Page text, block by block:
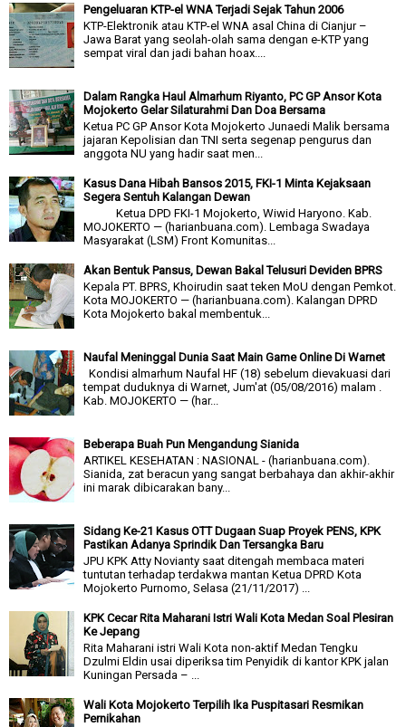
Pengeluaran KTP-el WNA Terjadi Sejak Tahun 2006
KTP-Elektronik atau KTP-el WNA asal China di Cianjur –
Jawa Barat yang seolah-olah sama dengan e-KTP yang
sempat viral dan jadi bahan hoax....
Dalam Rangka Haul Almarhum Riyanto, PC GP Ansor Kota
Mojokerto Gelar Silaturahmi Dan Doa Bersama
Ketua PC GP Ansor Kota Mojokerto Junaedi Malik bersama
jajaran Kepolisian dan TNI serta segenap pengurus dan
anggota NU yang hadir saat men...
Kasus Dana Hibah Bansos 2015, FKI-1 Minta Kejaksaan
Segera Sentuh Kalangan Dewan
Ketua DPD FKI-1 Mojokerto, Wiwid Haryono. Kab.
MOJOKERTO — (harianbuana.com). Lembaga Swadaya
Masyarakat (LSM) Front Komunitas...
Akan Bentuk Pansus, Dewan Bakal Telusuri Deviden BPRS
Kepala PT. BPRS, Khoirudin saat teken MoU dengan Pemkot.
Kota MOJOKERTO — (harianbuana.com). Kalangan DPRD
Kota Mojokerto bakal membentuk...
Naufal Meninggal Dunia Saat Main Game Online Di Warnet
Kondisi almarhum Naufal HF (18) sebelum dievakuasi dari
tempat duduknya di Warnet, Jum'at (05/08/2016) malam .
Kab. MOJOKERTO — (har...
Beberapa Buah Pun Mengandung Sianida
ARTIKEL KESEHATAN : NASIONAL - (harianbuana.com).
Sianida, zat beracun yang sangat berbahaya dan akhir-akhir
ini marak dibicarakan bany...
Sidang Ke-21 Kasus OTT Dugaan Suap Proyek PENS, KPK
Pastikan Adanya Sprindik Dan Tersangka Baru
JPU KPK Atty Novianty saat ditengah membaca materi
tuntutan terhadap terdakwa mantan Ketua DPRD Kota
Mojokerto Purnomo, Selasa (21/11/2017) ...
KPK Cecar Rita Maharani Istri Wali Kota Medan Soal Plesiran
Ke Jepang
Rita Maharani istri Wali Kota non-aktif Medan Tengku
Dzulmi Eldin usai diperiksa tim Penyidik di kantor KPK jalan
Kuningan Persada – ...
Wali Kota Mojokerto Terpilih Ika Puspitasari Resmikan
Pernikahan